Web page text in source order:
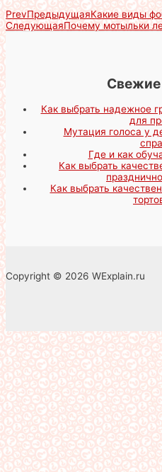
PrevПредыдущаяКакие виды
СледующаяПочему мотыльки
Свежие
Как выбрать надежное
для
Мутация голоса у
Где и как
Как выбрать
Как выбрать
Copyright © 2026 WExplain.ru